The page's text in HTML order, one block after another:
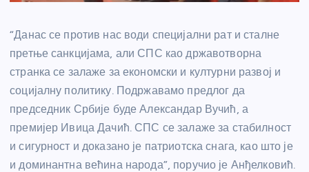
“Данас се против нас води специјални рат и сталне
претње санкцијама, али СПС као државотворна
странка се залаже за економски и културни развој и
социјалну политику. Подржавамо предлог да
председник Србије буде Александар Вучић, а
премијер Ивица Дачић. СПС се залаже за стабилност
и сигурност и доказано је патриотска снага, као што је
и доминантна већина народа”, поручио је Анђелковић.